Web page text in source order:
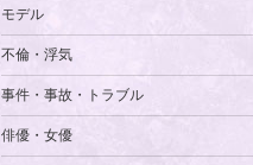
モデル
不倫・浮気
事件・事故・トラブル
俳優・女優